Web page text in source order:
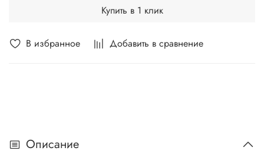
В избранное Добавить в сравнение
Купить в 1 клик
Описание